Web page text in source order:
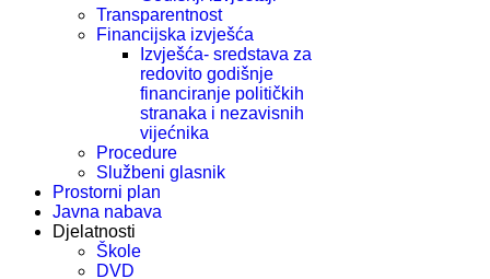
Transparentnost
Financijska izvješća
Izvješća- sredstava za
redovito godišnje
financiranje političkih
stranaka i nezavisnih
vijećnika
Procedure
Službeni glasnik
Prostorni plan
Javna nabava
Djelatnosti
Škole
DVD